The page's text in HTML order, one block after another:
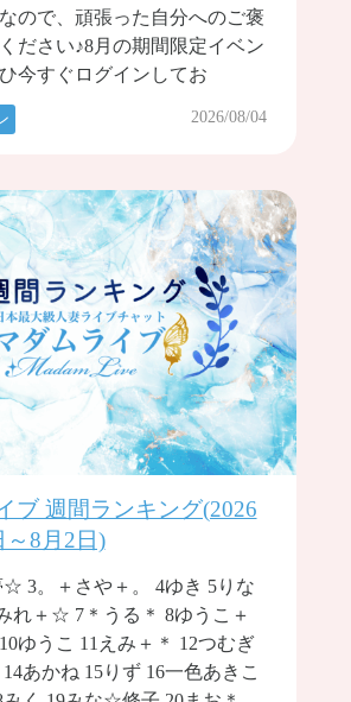
ので、頑張った自分へのご褒
ださい♪8月の期間限定イベン
今すぐログインしてお
2026/08/04
ブ 週間ランキング(2026
～8月2日)
☆ 3。＋さや＋。 4ゆき 5りな
れ＋☆ 7＊うる＊ 8ゆうこ＋
ゆうこ 11えみ＋＊ 12つむぎ
あかね 15りず 16一色あきこ